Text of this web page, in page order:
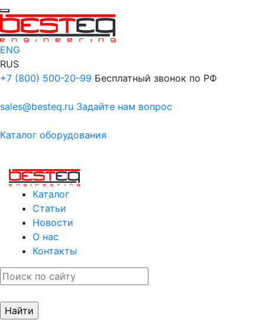
ENG
RUS
+7 (800) 500-20-99 Бесплатный звонок по РФ
sales@besteq.ru Задайте нам вопрос
Каталог оборудования
Каталог
Статьи
Новости
О нас
Контакты